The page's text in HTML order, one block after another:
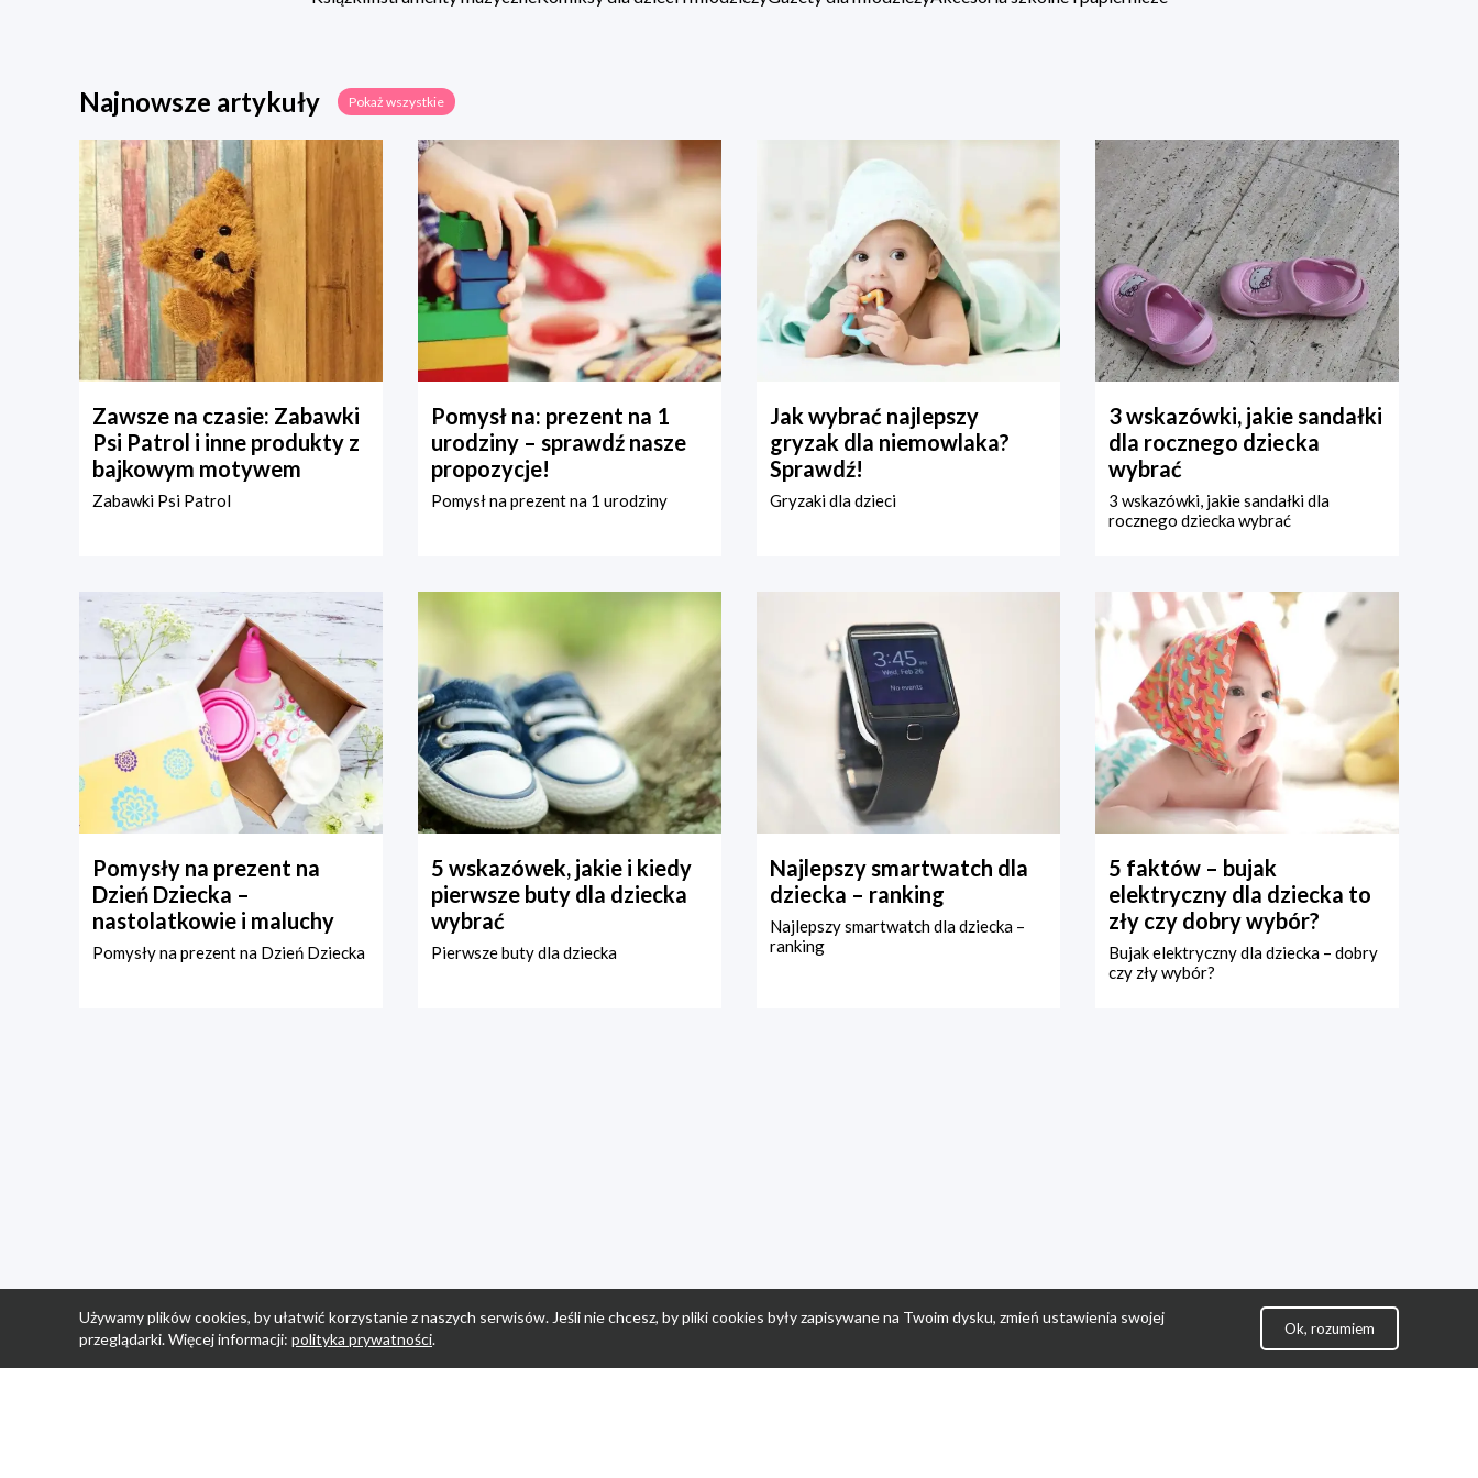
Najnowsze artykuły Pokaż wszystkie
Zawsze na czasie: Zabawki
Psi Patrol i inne produkty z
bajkowym motywem
Zabawki Psi Patrol
Pomysł na: prezent na 1
urodziny – sprawdź nasze
propozycje!
Pomysł na prezent na 1 urodziny
Jak wybrać najlepszy
gryzak dla niemowlaka?
Sprawdź!
Gryzaki dla dzieci
3 wskazówki, jakie sandałki
dla rocznego dziecka
wybrać
3 wskazówki, jakie sandałki dla
rocznego dziecka wybrać
Pomysły na prezent na
Dzień Dziecka –
nastolatkowie i maluchy
Pomysły na prezent na Dzień Dziecka
5 wskazówek, jakie i kiedy
pierwsze buty dla dziecka
wybrać
Pierwsze buty dla dziecka
Najlepszy smartwatch dla
dziecka – ranking
Najlepszy smartwatch dla dziecka –
ranking
5 faktów – bujak
elektryczny dla dziecka to
zły czy dobry wybór?
Bujak elektryczny dla dziecka – dobry
czy zły wybór?
Używamy plików cookies, by ułatwić korzystanie z naszych serwisów. Jeśli nie chcesz, by pliki cookies były zapisywane na Twoim dysku, zmień ustawienia swojej
przeglądarki. Więcej informacji: polityka prywatności.
Ok, rozumiem